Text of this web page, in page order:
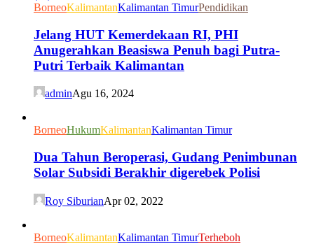
BorneoKalimantanKalimantan TimurPendidikan
Jelang HUT Kemerdekaan RI, PHI
Anugerahkan Beasiswa Penuh bagi Putra-
Putri Terbaik Kalimantan
adminAgu 16, 2024
BorneoHukumKalimantanKalimantan Timur
Dua Tahun Beroperasi, Gudang Penimbunan
Solar Subsidi Berakhir digerebek Polisi
Roy SiburianApr 02, 2022
BorneoKalimantanKalimantan TimurTerheboh